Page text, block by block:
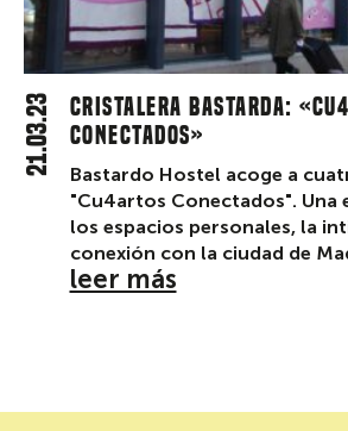
CRISTALERA BASTARDA:
CONECTADOS»
21.03.23
Bastardo Hostel acoge a
"Cu4artos Conectados". Una
los espacios personales, la
conexión con la ciudad de
leer más